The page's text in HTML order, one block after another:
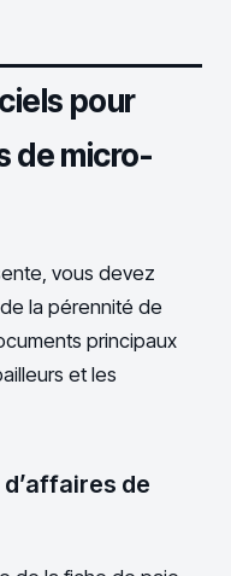
pour
de micro-
vous devez
la pérennité de
principaux
et les
de